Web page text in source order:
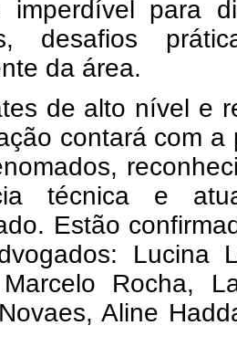
imperdível para
desafios
da área.
de alto nível e
contará com a
técnica e
Estão
Lucina
Rocha,
Aline